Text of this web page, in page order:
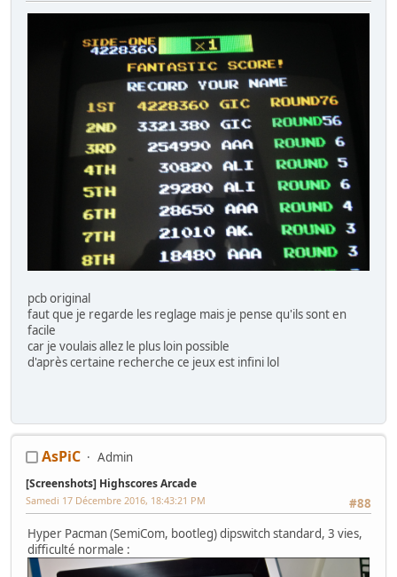
pcb original
faut que je regarde les reglage mais je pense qu'ils sont en
facile
car je voulais allez le plus loin possible
d'après certaine recherche ce jeux est infini lol
AsPiC Admin
[Screenshots] Highscores Arcade
#88
Samedi 17 Décembre 2016, 18:43:21 PM
Hyper Pacman (SemiCom, bootleg) dipswitch standard, 3 vies,
difficulté normale :